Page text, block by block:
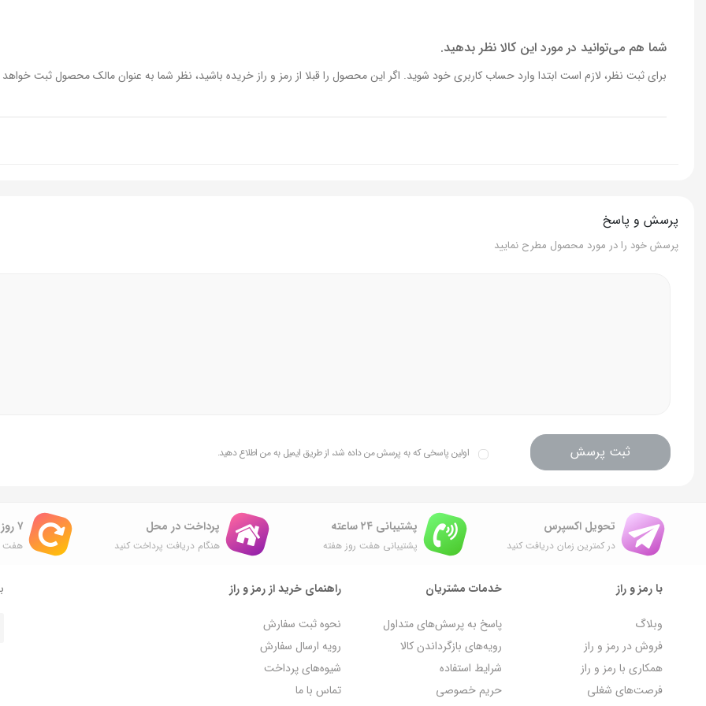
شما هم می‌توانید در مورد این کالا نظر بدهید.
برای ثبت نظر، لازم است ابتدا وارد حساب کاربری خود شوید. اگر این محصول را قبلا از رمز و راز خریده باشید، نظر شما به عنوان مالک محصول ثبت
پرسش و پاسخ
پرسش خود را در مورد محصول مطرح نمایید
ثبت پرسش اولین پاسخی که به پرسش من داده شد، از طریق ایمیل به من اطلاع دهید.
تحویل اکسپرس
در کمترین زمان دریافت کنید
پشتیبانی ۲۴ ساعته
پشتیبانی هفت روز هفته
پرداخت در محل
هنگام دریافت پرداخت کنید
۷ روز ضمانت بازگشت
هفت
با رمز و راز
وبلاگ
فروش در رمز و راز
همکاری با رمز و راز
فرصت‌های شغلی
خدمات مشتریان
پاسخ به پرسش‌های متداول
رویه‌های بازگرداندن کالا
شرایط استفاده
حریم خصوصی
راهنمای خرید از رمز و راز
نحوه ثبت سفارش
رویه ارسال سفارش
شیوه‌های پرداخت
تماس با ما